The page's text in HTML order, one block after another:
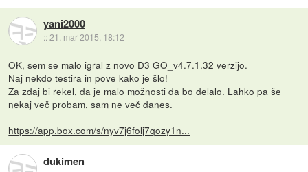
yani2000
::21. mar 2015, 18:12
OK, sem se malo igral z novo D3 GO_v4.7.1.32 verzijo.
Naj nekdo testira in pove kako je šlo!
Za zdaj bi rekel, da je malo možnosti da bo delalo. Lahko pa še
nekaj več probam, sam ne več danes.
https://app.box.com/s/nyv7j6folj7qozy1n...
dukimen